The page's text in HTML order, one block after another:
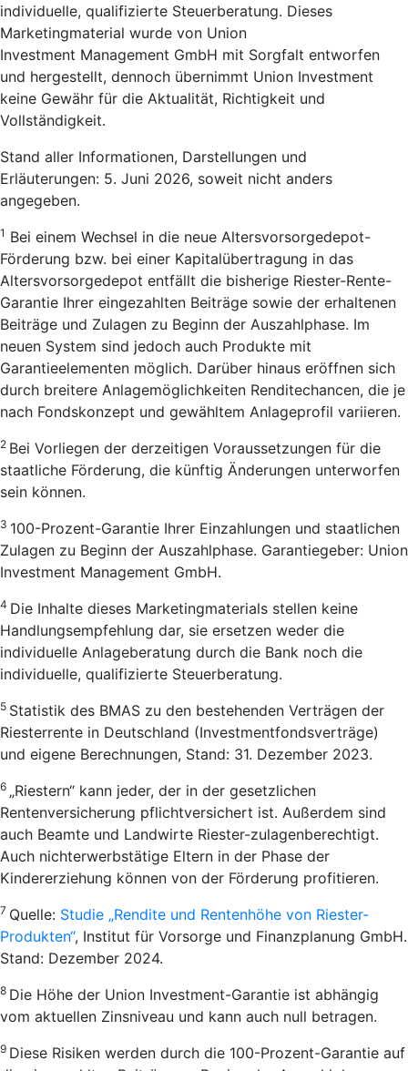
individuelle, qualifizierte Steuerberatung. Dieses
Marketingmaterial wurde von Union
Investment Management GmbH mit Sorgfalt entworfen
und hergestellt, dennoch übernimmt Union Investment
keine Gewähr für die Aktualität, Richtigkeit und
Vollständigkeit.
Stand aller Informationen, Darstellungen und
Erläuterungen: 5. Juni 2026, soweit nicht anders
angegeben.
1 Bei einem Wechsel in die neue Altersvorsorgedepot-
Förderung bzw. bei einer Kapitalübertragung in das
Altersvorsorgedepot entfällt die bisherige Riester-Rente-
Garantie Ihrer eingezahlten Beiträge sowie der erhaltenen
Beiträge und Zulagen zu Beginn der Auszahlphase. Im
neuen System sind jedoch auch Produkte mit
Garantieelementen möglich. Darüber hinaus eröffnen sich
durch breitere Anlagemöglichkeiten Renditechancen, die je
nach Fondskonzept und gewähltem Anlageprofil variieren.
2 Bei Vorliegen der derzeitigen Voraussetzungen für die
staatliche Förderung, die künftig Änderungen unterworfen
sein können.
3 100-Prozent-Garantie Ihrer Einzahlungen und staatlichen
Zulagen zu Beginn der Auszahlphase. Garantiegeber: Union
Investment Management GmbH.
4 Die Inhalte dieses Marketingmaterials stellen keine
Handlungsempfehlung dar, sie ersetzen weder die
individuelle Anlageberatung durch die Bank noch die
individuelle, qualifizierte Steuerberatung.
5 Statistik des BMAS zu den bestehenden Verträgen der
Riesterrente in Deutschland (Investmentfondsverträge)
und eigene Berechnungen, Stand: 31. Dezember 2023.
6 „Riestern“ kann jeder, der in der gesetzlichen
Rentenversicherung pflichtversichert ist. Außerdem sind
auch Beamte und Landwirte Riester-zulagenberechtigt.
Auch nichterwerbstätige Eltern in der Phase der
Kindererziehung können von der Förderung profitieren.
7 Quelle: Studie „Rendite und Rentenhöhe von Riester-
Produkten“, Institut für Vorsorge und Finanzplanung GmbH.
Stand: Dezember 2024.
8 Die Höhe der Union Investment-Garantie ist abhängig
vom aktuellen Zinsniveau und kann auch null betragen.
9 Diese Risiken werden durch die 100-Prozent-Garantie auf